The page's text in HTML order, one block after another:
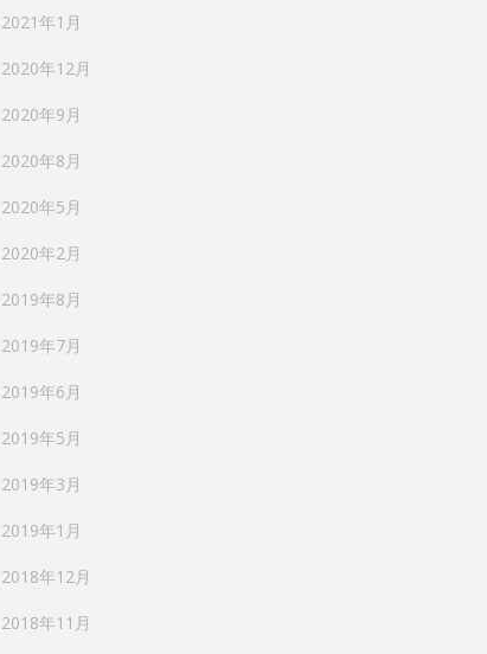
2021年1月
2020年12月
2020年9月
2020年8月
2020年5月
2020年2月
2019年8月
2019年7月
2019年6月
2019年5月
2019年3月
2019年1月
2018年12月
2018年11月